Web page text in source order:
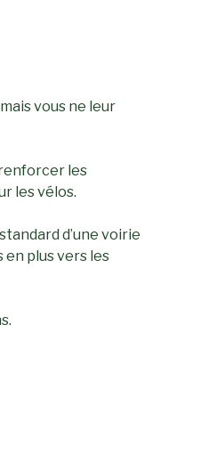
vous ne leur
les
les vélos.
d’une voirie
en plus vers les